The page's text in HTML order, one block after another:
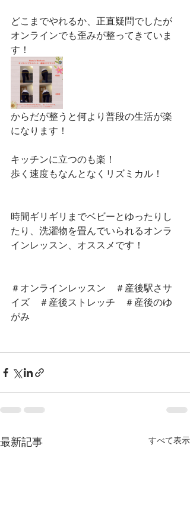
どこまでやれるか、正直疑問でしたが
オンラインでも歪みが整ってきていま
す！
からだが整うと何より普段の生活が楽
になります！
キッチンに立つのも楽！
歩く速度もなんとなくリズミカル！
時間ギリギリまでベビーとゆったりし
たり、洗濯物を畳んでいられるオンラ
インレッスン、オススメです！
＃オンラインレッスン　＃産後駅さサ
イズ　＃産後ストレッチ　＃産後のゆ
がみ
最新記事 すべて表示